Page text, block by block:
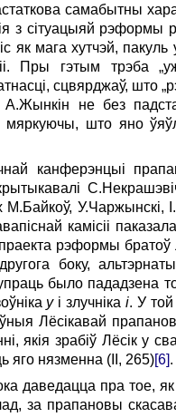
самабытны
з сітуацыяй рэформы
мага хутчэй, пакуль
Пры гэтым трэба
сцвярджаў, што
не без
мяркуючы, што яно
канферэнцыі
У.Чаржынскі,
камісіі
рэформы братоў
боку,
было пададзена
уі злучніка і. У той
Лёсікавай
якія зрабіў Лёсік у
яго ня­зменна (II, 265)[6].
даведацца пра тое,
за прапановы